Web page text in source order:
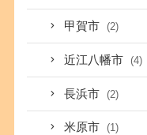
甲賀市 (2)
近江八幡市 (4)
長浜市 (2)
米原市 (1)